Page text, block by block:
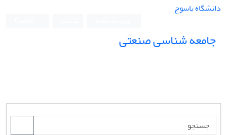
دانشگاه یاسوج
جامعه شناسی صنعتی